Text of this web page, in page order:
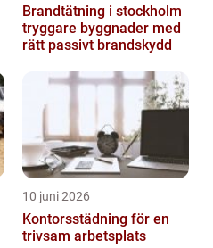
Brandtätning i stockholm
tryggare byggnader med
rätt passivt brandskydd
10 juni 2026
Kontorsstädning för en
trivsam arbetsplats